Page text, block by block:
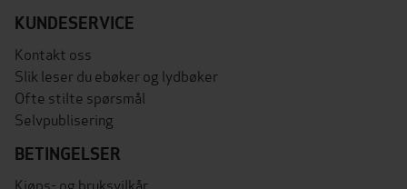
KUNDESERVICE
Kontakt oss
Slik leser du ebøker og lydbøker
Ofte stilte spørsmål
Selvpublisering
BETINGELSER
Kjøps- og bruksvilkår